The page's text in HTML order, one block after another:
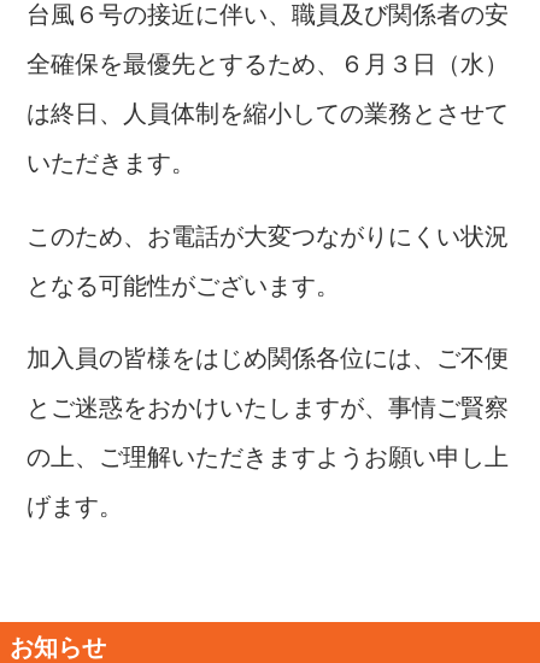
台風６号の接近に伴い、職員及び関係者の安
全確保を最優先とするため、６月３日（水）
は終日、人員体制を縮小しての業務とさせて
いただきます。
このため、お電話が大変つながりにくい状況
となる可能性がございます。
加入員の皆様をはじめ関係各位には、ご不便
とご迷惑をおかけいたしますが、事情ご賢察
の上、ご理解いただきますようお願い申し上
げます。
お知らせ